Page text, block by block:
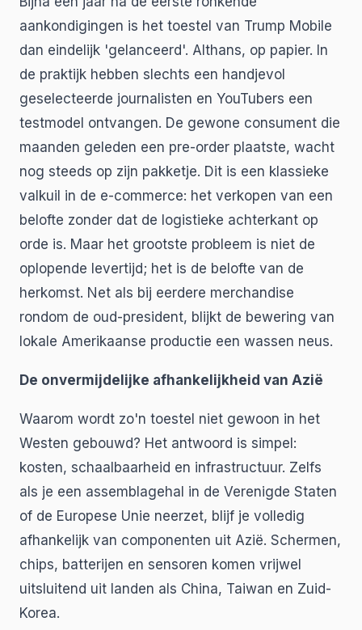
aankondigingen is het toestel van Trump Mobile
dan eindelijk 'gelanceerd'. Althans, op papier. In
de praktijk hebben slechts een handjevol
geselecteerde journalisten en YouTubers een
testmodel ontvangen. De gewone consument die
maanden geleden een pre-order plaatste, wacht
nog steeds op zijn pakketje. Dit is een klassieke
valkuil in de e-commerce: het verkopen van een
belofte zonder dat de logistieke achterkant op
orde is. Maar het grootste probleem is niet de
oplopende levertijd; het is de belofte van de
herkomst. Net als bij eerdere merchandise
rondom de oud-president, blijkt de bewering van
lokale Amerikaanse productie een wassen neus.
De onvermijdelijke afhankelijkheid van Azië
Waarom wordt zo'n toestel niet gewoon in het
Westen gebouwd? Het antwoord is simpel:
kosten, schaalbaarheid en infrastructuur. Zelfs
als je een assemblagehal in de Verenigde Staten
of de Europese Unie neerzet, blijf je volledig
afhankelijk van componenten uit Azië. Schermen,
chips, batterijen en sensoren komen vrijwel
uitsluitend uit landen als China, Taiwan en Zuid-
Korea.